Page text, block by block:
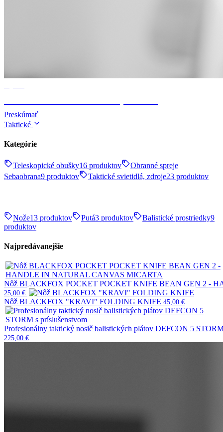
Preskúmať
Taktické
Kategórie
Teleskopické obušky16 produktov
Obranné spreje
Sebaobrana9 produktov Taktické svietidlá, zdroje23 produktov
Nože13 produktov Putá3 produktov Balistické prostriedky9
produktov
Najpredávanejšie
Nôž BLACKFOX POCKET POCKET KNIFE BEAN GEN 2 -
25,00 €
Nôž BLACKFOX "KRAVI" FOLDING KNIFE 45,00 €
Profesionálny taktický nosič balistických plátov DEFCON 5
225,00 €